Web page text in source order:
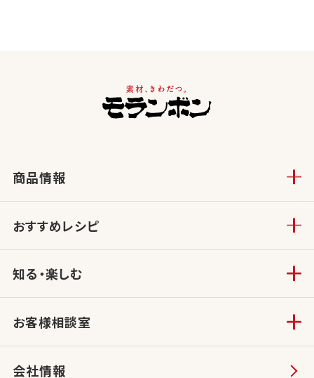
商品情報
おすすめレシピ
知る・楽しむ
お客様相談室
会社情報